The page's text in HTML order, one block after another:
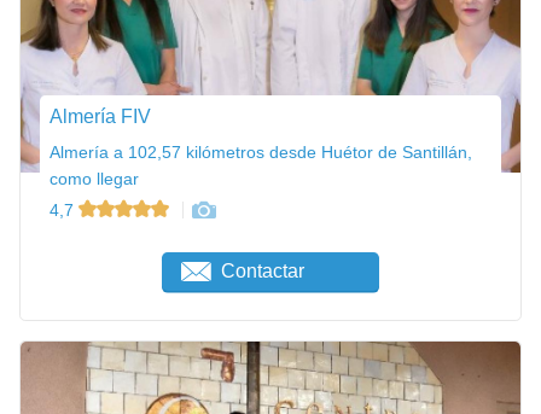
Almería FIV
Almería a 102,57 kilómetros desde Huétor de Santillán,
como llegar
4,7
Contactar